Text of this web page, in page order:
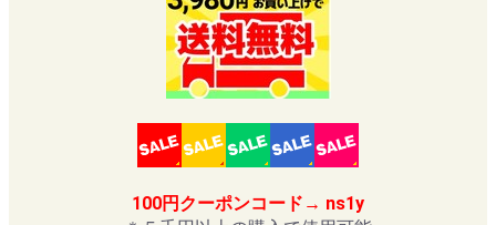
100円クーポンコード→ ns1y